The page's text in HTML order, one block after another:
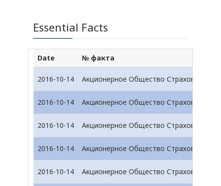
Essential Facts
Date № факта
2016-10-14 Акционерное Общество Страховая
2016-10-14 Акционерное Общество Страховая
2016-10-14 Акционерное Общество Страховая
2016-10-14 Акционерное Общество Страховая
2016-10-14 Акционерное Общество Страховая